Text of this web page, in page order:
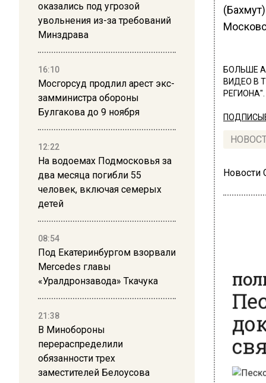
оказались под угрозой
увольнения из-за требований
Минздрава
16:10
Мосгорсуд продлил арест экс-
замминистра обороны
Булгакова до 9 ноября
12:22
На водоемах Подмосковья за
два месяца погибли 55
человек, включая семерых
детей
08:54
Под Екатеринбургом взорвали
Mercedes главы
«Уралдронзавода» Ткачука
21:38
В Минобороны
перераспределили
обязанности трех
заместителей Белоусова
БОЛЬШЕ
ВИДЕО В
РЕГИОНА".